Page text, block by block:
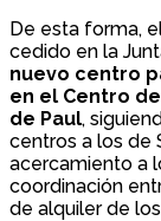
De esta forma,
cedido en la
nuevo centro
en el Centro
de Paul,
centros a los de
acercamiento a
coordinación
de alquiler de